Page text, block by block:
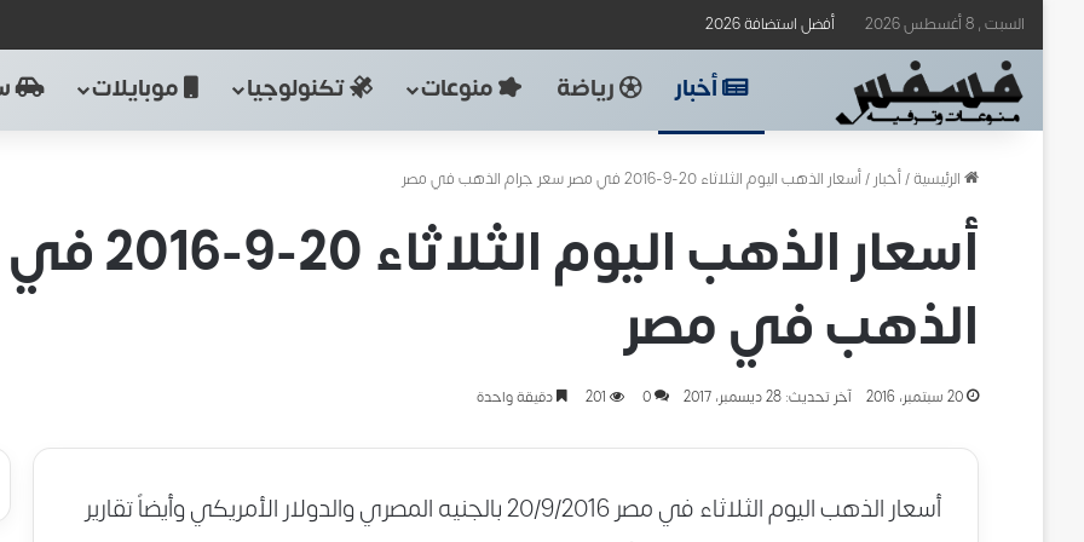
السبت , 8 أغسطس 2026 أفضل استضافة 2026
أخبار رياضة منوعات تكنولوجيا موبايلات
الرئيسية/أخبار/أسعار الذهب اليوم الثلاثاء 20-9-2016 في مصر سعر جرام الذهب في مصر
أسعار
الذهب في مصر
20 سبتمبر، 2016 آخر تحديث: 28 ديسمبر، 2017 0
201 دقيقة واحدة
أسعار الذهب اليوم الثلاثاء في مصر 20/9/2016 بالجنيه المصري والدولار الأمريكي وأيضاً تقارير